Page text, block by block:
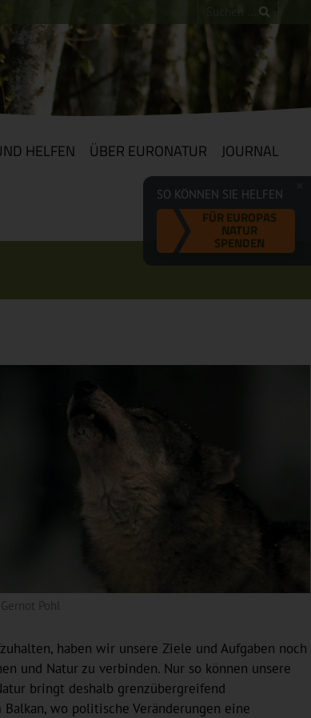
HELFEN ÜBER EURONATUR JOURNAL
SO KÖNNEN SIE HELFEN
FÜR EUROPAS
NATUR
SPENDEN
Pohl
haben wir unsere Ziele und Aufgaben noch
und Natur zu verbinden. Nur so können unsere
bringt deshalb grenzübergreifend
wo politische Veränderungen eine